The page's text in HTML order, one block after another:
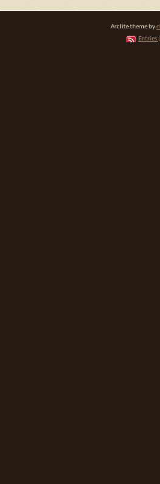
Arclite theme by
Entries